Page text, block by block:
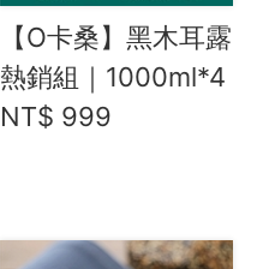
【O卡桑】黑木耳露
熱銷組｜1000ml*4
NT$ 999